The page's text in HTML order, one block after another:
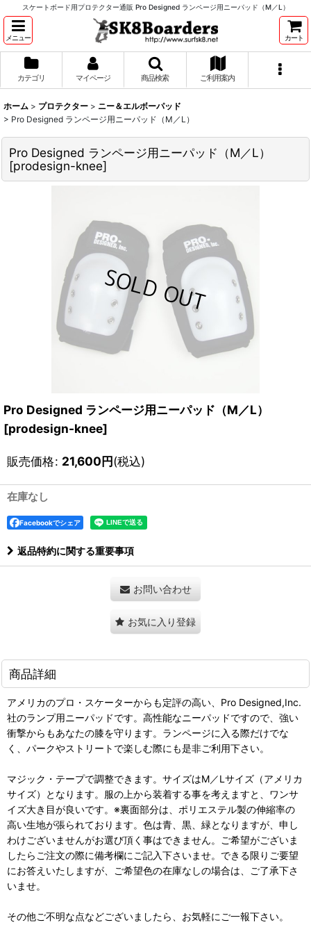
スケートボード用プロテクター通販 Pro Designed ランページ用ニーパッド（M／L）
メニュー カート
カテゴリ マイページ 商品検索 ご利用案内
ホーム > プロテクター > ニー＆エルボーパッド
> Pro Designed ランページ用ニーパッド（M／L）
Pro Designed ランページ用ニーパッド（M／L）
[prodesign-knee]
Pro Designed ランページ用ニーパッド（M／L）
[prodesign-knee]
販売価格: 21,600円(税込)
在庫なし
Facebookでシェア
返品特約に関する重要事項
お問い合わせ
お気に入り登録
商品詳細
アメリカのプロ・スケーターからも定評の高い、Pro Designed,Inc.
社のランプ用ニーパッドです。高性能なニーパッドですので、強い
衝撃からもあなたの膝を守ります。ランページに入る際だけでな
く、パークやストリートで楽しむ際にも是非ご利用下さい。
マジック・テープで調整できます。サイズはM／Lサイズ（アメリカ
サイズ）となります。服の上から装着する事を考えますと、ワンサ
イズ大き目が良いです。※裏面部分は、ポリエステル製の伸縮率の
高い生地が張られております。色は青、黒、緑となりますが、申し
わけございませんがお選び頂く事はできません。ご希望がございま
したらご注文の際に備考欄にご記入下さいませ。できる限りご要望
にお答えいたしますが、ご希望色の在庫なしの場合は、ご了承下さ
いませ。
その他ご不明な点などございましたら、お気軽にご一報下さい。